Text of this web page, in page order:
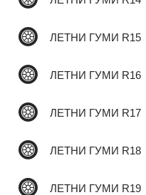
ЛЕТНИ ГУМИ R15
ЛЕТНИ ГУМИ R16
ЛЕТНИ ГУМИ R17
ЛЕТНИ ГУМИ R18
ЛЕТНИ ГУМИ R19